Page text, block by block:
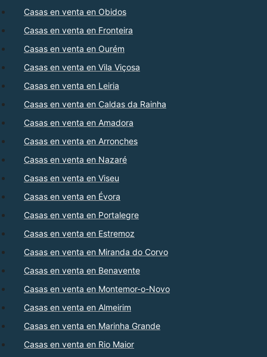
Casas en venta en Obidos
Casas en venta en Fronteira
Casas en venta en Ourém
Casas en venta en Vila Viçosa
Casas en venta en Leiria
Casas en venta en Caldas da Rainha
Casas en venta en Amadora
Casas en venta en Arronches
Casas en venta en Nazaré
Casas en venta en Viseu
Casas en venta en Évora
Casas en venta en Portalegre
Casas en venta en Estremoz
Casas en venta en Miranda do Corvo
Casas en venta en Benavente
Casas en venta en Montemor-o-Novo
Casas en venta en Almeirim
Casas en venta en Marinha Grande
Casas en venta en Rio Maior